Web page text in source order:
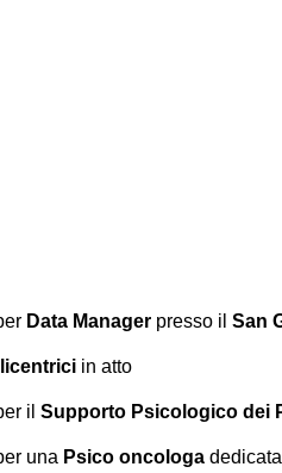
Data Manager presso il San
in atto
il Supporto Psicologico dei
una Psico oncologa